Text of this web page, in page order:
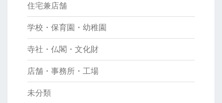
住宅兼店舗
学校・保育園・幼稚園
寺社・仏閣・文化財
店舗・事務所・工場
未分類